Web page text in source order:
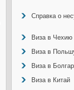
Справка о
Виза в Чехию
Виза в
Виза в
Виза в Китай